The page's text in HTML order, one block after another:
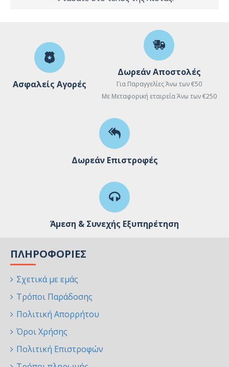
Ασφαλείς Αγορές
Δωρεάν Αποστολές
Για Παραγγελίες Άνω των €50
Με Μεταφορική εταιρεία Άνω των €250
Δωρεάν Επιστροφές
Άμεση & Συνεχής Εξυπηρέτηση
ΠΛΗΡΟΦΟΡΊΕΣ
Σχετικά με εμάς
Τρόποι Παράδοσης
Πολιτική Απορρήτου
Όροι Χρήσης
Πολιτική Επιστροφών